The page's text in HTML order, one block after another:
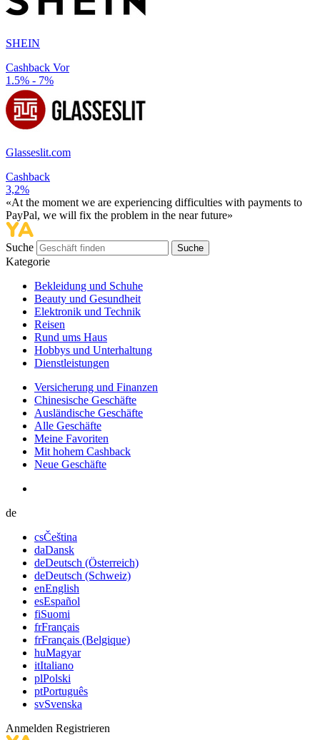
SHEIN
Cashback Vor
1.5% - 7%
Glasseslit.com
Cashback
3,2%
«At the moment we are experiencing difficulties with payments to
PayPal, we will fix the problem in the near future»
Suche Suche
Kategorie
Bekleidung und Schuhe
Beauty und Gesundheit
Elektronik und Technik
Reisen
Rund ums Haus
Hobbys und Unterhaltung
Dienstleistungen
Versicherung und Finanzen
Chinesische Geschäfte
Ausländische Geschäfte
Alle Geschäfte
Meine Favoriten
Mit hohem Cashback
Neue Geschäfte
de
csČeština
daDansk
deDeutsch (Österreich)
deDeutsch (Schweiz)
enEnglish
esEspañol
fiSuomi
frFrançais
frFrançais (Belgique)
huMagyar
itItaliano
plPolski
ptPortuguês
svSvenska
Anmelden Registrieren